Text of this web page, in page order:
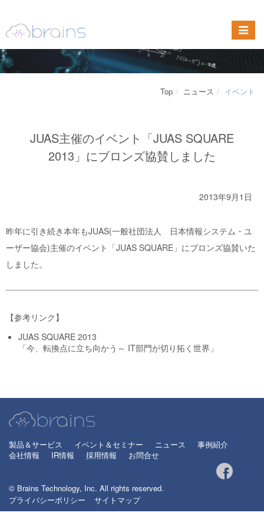
Top ニュース イベント
JUAS主催のイベント「JUAS SQUARE
2013」にブロンズ協賛しました
2013年9月1日
昨年に引き続き本年もJUAS(一般社団法人 日本情報システム・ユ
ーザー協会)主催のイベント「JUAS SQUARE」にブロンズ協賛いた
しました。
【参考リンク】
JUAS SQUARE 2013
「今、転換点に立ち向かう～ IT部門が切り拓く世界」
製品＆サービス イベント＆セミナー ニュース
事例紹介
会社情報
IR情報 採用情報 お問合せ
© Brains Technology, Inc. All rights reserved.
プライバシーポリシー
サイトマップ